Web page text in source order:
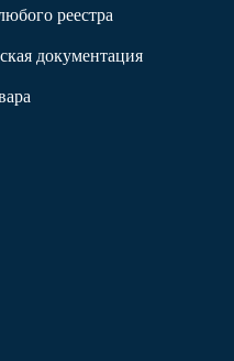
реестра
документация